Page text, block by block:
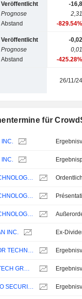
Veröffentlicht
Prognose
Abstand
-16,8
2,31
-829.54%
Veröffentlicht
Prognose
Abstand
-0,02
0,01
-425.28%
26/11/24
für
INC.
INC.
BTQ TECHNOLOGIES CORP.
BTQ TECHNOLOGIES CORP.
BTQ TECHNOLOGIES CORP.
INC. Ex-
SANGFOR TECHNOLOGIES INC.
VENUSTECH GROUP INC.
ASIAINFO SECURITY TECHNOLOGIES CO.,LTD.